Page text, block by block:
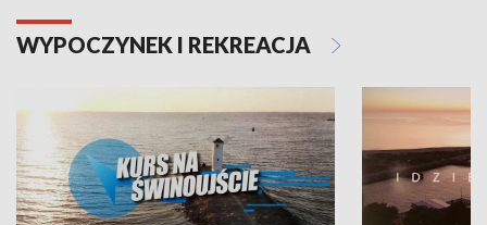
WYPOCZYNEK I REKREACJA